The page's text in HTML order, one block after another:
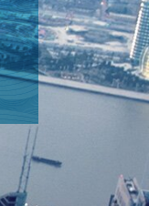
聯絡我們